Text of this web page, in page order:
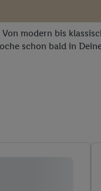
Von modern bis
schon bald in